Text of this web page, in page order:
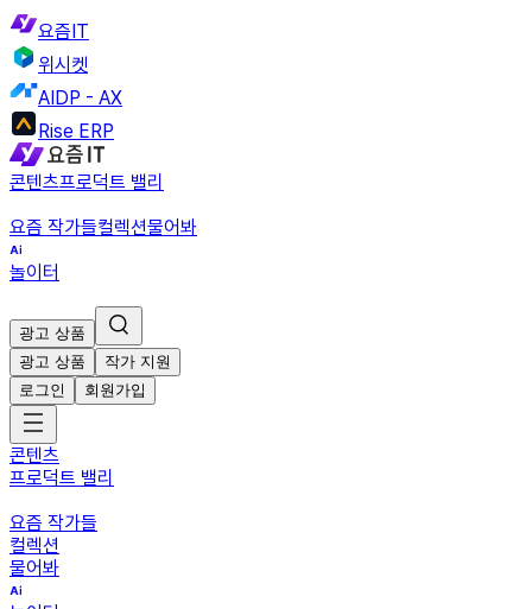
요즘IT
위시켓
AIDP - AX
Rise ERP
콘텐츠프로덕트 밸리
요즘 작가들컬렉션물어봐
놀이터
광고 상품
광고 상품
작가 지원
로그인
회원가입
콘텐츠
프로덕트 밸리
요즘 작가들
컬렉션
물어봐